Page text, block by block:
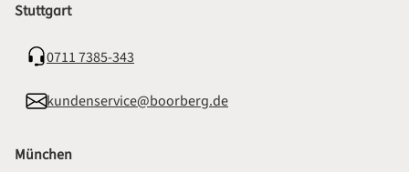
Stuttgart
0711 7385-343
kundenservice@boorberg.de
München